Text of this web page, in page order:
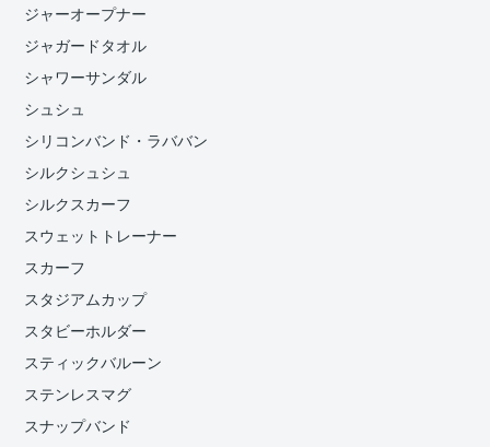
ジャーオープナー
ジャガードタオル
シャワーサンダル
シュシュ
シリコンバンド・ラババン
シルクシュシュ
シルクスカーフ
スウェットトレーナー
スカーフ
スタジアムカップ
スタビーホルダー
スティックバルーン
ステンレスマグ
スナップバンド